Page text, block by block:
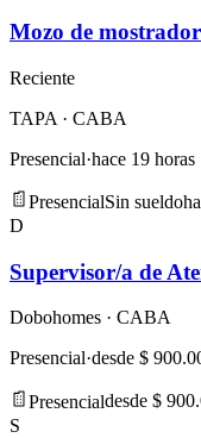
Mozo de mostrador
Reciente
TAPA · CABA
Presencial·hace 19 horas
PresencialSin sueldo
D
Supervisor/a de
Dobohomes · CABA
Presencial·desde $
Presencialdesde $
S